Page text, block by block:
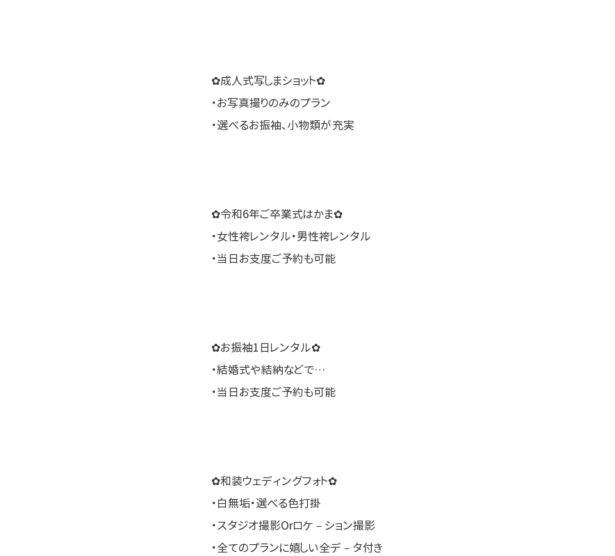
✿成人式写しまショット✿
・お写真撮りのみのプラン
・選べるお振袖、小物類が充実
✿令和6年ご卒業式はかま✿
・女性袴レンタル・男性袴レンタル
・当日お支度ご予約も可能
✿お振袖1日レンタル✿
・結婚式や結納などで…
・当日お支度ご予約も可能
✿和装ウェディングフォト✿
・白無垢・選べる色打掛
・スタジオ撮影Orロケ－ション撮影
・全てのプランに嬉しい全デ－タ付き